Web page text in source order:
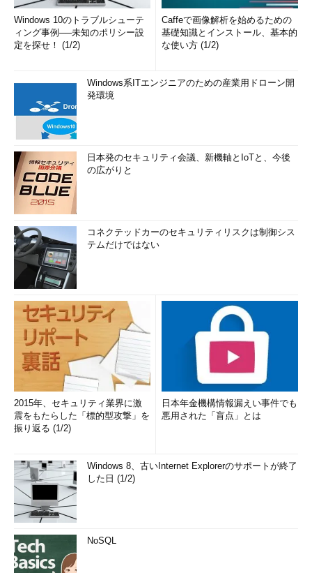
Windows 10のトラブルシューテ
ィング事例──未知のポリシー設
定を探せ！ (1/2)
Caffeで画像解析を始めるための
基礎知識とインストール、基本的
な使い方 (1/2)
Windows系ITエンジニアのための産業用ドローン開
発環境
日本発のセキュリティ会議、新機軸とIoTと、今後
の広がりと
コネクテッドカーのセキュリティリスクは制御シス
テムだけではない
2015年、セキュリティ業界に激
震をもたらした「標的型攻撃」を
振り返る (1/2)
日本年金機構情報漏えい事件でも
悪用された「盲点」とは
Windows 8、古いInternet Explorerのサポートが終了
した日 (1/2)
NoSQL